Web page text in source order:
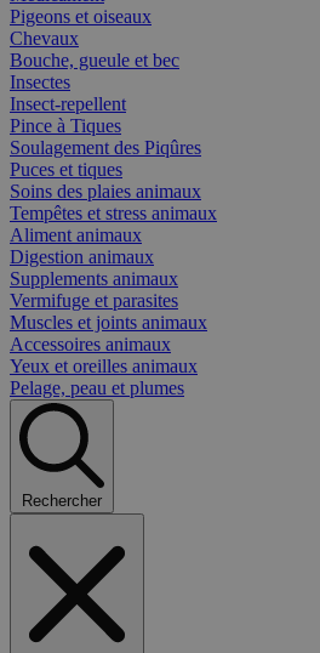
Pigeons et oiseaux
Chevaux
Bouche, gueule et bec
Insectes
Insect-repellent
Pince à Tiques
Soulagement des Piqûres
Puces et tiques
Soins des plaies animaux
Tempêtes et stress animaux
Aliment animaux
Digestion animaux
Supplements animaux
Vermifuge et parasites
Muscles et joints animaux
Accessoires animaux
Yeux et oreilles animaux
Pelage, peau et plumes
Rechercher